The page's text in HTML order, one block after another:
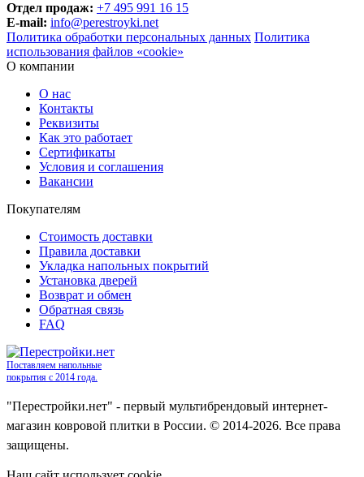
Отдел продаж: +7 495 991 16 15
E-mail: info@perestroyki.net
Политика обработки персональных данных Политика
использования файлов «cookie»
О компании
О нас
Контакты
Реквизиты
Как это работает
Сертификаты
Условия и соглашения
Вакансии
Покупателям
Стоимость доставки
Правила доставки
Укладка напольных покрытий
Установка дверей
Возврат и обмен
Обратная связь
FAQ
Поставляем напольные
покрытия с 2014 года.
"Перестройки.нет" - первый мультибрендовый интернет-
магазин ковровой плитки в России. © 2014-2026. Все права
защищены.